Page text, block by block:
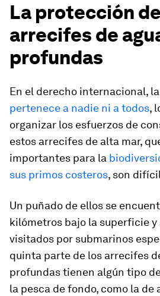
La protección
arrecifes de
profundas
En el derecho internacional,
pertenece a nadie ni a todos,
organizar los esfuerzos de
estos arrecifes de alta mar,
importantes para la
sus primos costeros, son
Un puñado de ellos se
kilómetros bajo la superficie y
visitados por submarinos
quinta parte de los arrecifes
profundas tienen algún tipo
la pesca de fondo, como la de